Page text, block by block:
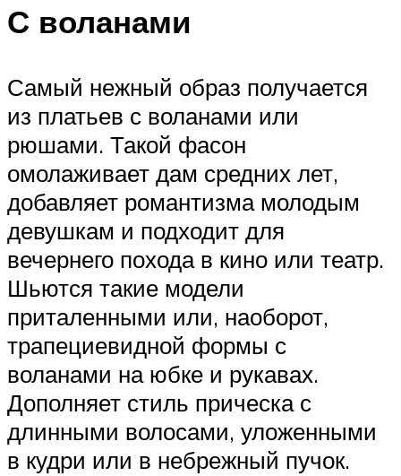
С воланами
Самый нежный образ получается
из платьев с воланами или
рюшами. Такой фасон
омолаживает дам средних лет,
добавляет романтизма молодым
девушкам и подходит для
вечернего похода в кино или театр.
Шьются такие модели
приталенными или, наоборот,
трапециевидной формы с
воланами на юбке и рукавах.
Дополняет стиль прическа с
длинными волосами, уложенными
в кудри или в небрежный пучок.